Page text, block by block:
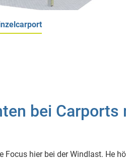
bei Carports
Focus hier bei der Windlast. He